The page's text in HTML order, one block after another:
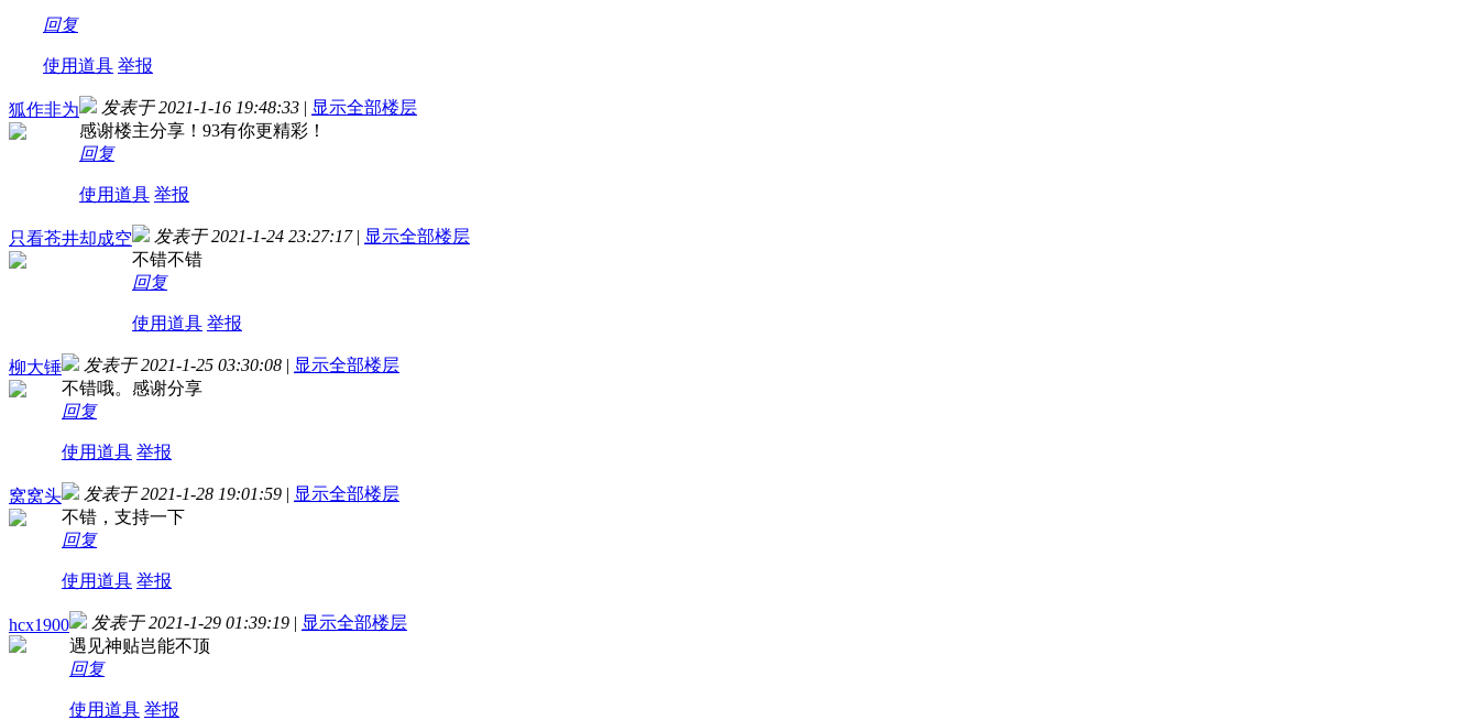
回复
使用道具 举报
狐作非为 发表于 2021-1-16 19:48:33 | 显示全部楼层
感谢楼主分享！93有你更精彩！
回复
使用道具 举报
只看苍井却成空 发表于 2021-1-24 23:27:17 | 显示全部楼层
不错不错
回复
使用道具 举报
柳大锤 发表于 2021-1-25 03:30:08 | 显示全部楼层
不错哦。感谢分享
回复
使用道具 举报
窝窝头 发表于 2021-1-28 19:01:59 | 显示全部楼层
不错，支持一下
回复
使用道具 举报
hcx1900 发表于 2021-1-29 01:39:19 | 显示全部楼层
遇见神贴岂能不顶
回复
使用道具 举报